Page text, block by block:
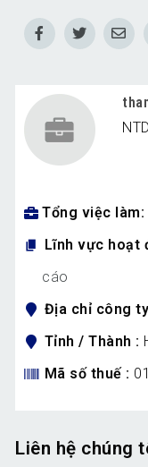
Tổng việc làm
Lĩnh vực hoạt
cáo
Địa chỉ công ty
Tỉnh / Thành
Mã số thuế
Liên hệ chúng